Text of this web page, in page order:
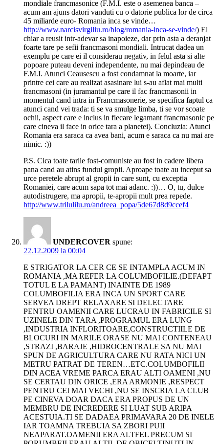
mondiale francmasonice (F.M.I. este o asemenea banca –
acum am ajuns datori vanduti cu o datorie publica lor de circa
45 miliarde euro- Romania inca se vinde…
http://www.narcisvirgiliu.ro/blog/romania-inca-se-vinde/) El
chiar a reusit intr-adevar sa inapoieze, dar prin asta a deranjat
foarte tare pe sefii francmasoni mondiali. Intrucat dadea un
exemplu pe care ei il considerau negativ, in felul asta si alte
popoare puteau deveni independente, nu mai depindeau de
F.M.I. Atunci Ceausescu a fost condamnat la moarte, iar
printre cei care au realizat asasinare lui s-au aflat mai multi
francmasoni (in juramantul pe care il fac francmasonii in
momentul cand intra in Francmasonerie, se specifica faptul ca
atunci cand vei trada: ti se va smulge limba, ti se vor scoate
ochii, aspect care e inclus in fiecare legamant francmasonic pe
care cineva il face in orice tara a planetei). Concluzia: Atunci
Romania era saraca ca avea bani, acum e saraca ca nu mai are
nimic. :))
P.S. Cica toate tarile fost-comuniste au fost in cadere libera
pana cand au atins fundul gropii. Aproape toate au inceput sa
urce peretele abrupt al gropii in care sunt, cu exceptia
Romaniei, care acum sapa tot mai adanc. :))… O, tu, dulce
autodistrugere, ma apropii, te-apropii mult prea repede.
http://www.trilulilu.ro/andreea_popa/5de67d8d9ccef4
UNDERCOVER spune:
22.12.2009 la 00:04
E STRIGATOR LA CER CE SE INTAMPLA ACUM IN
ROMANIA ,MA REFER LA COLUMBOFILIE.(DEFAPT
TOTUL E LA PAMANT) INAINTE DE 1989
COLUMBOFILIA ERA INCA UN SPORT CARE
SERVEA DREPT RELAXARE SI DELECTARE
PENTRU OAMENII CARE LUCRAU IN FABRICILE SI
UZINELE DIN TARA ,PROGRAMUL ERA LUNG
,INDUSTRIA INFLORITOARE,CONSTRUCTIILE DE
BLOCURI IN MARILE ORASE NU MAI CONTENEAU
,STRAZI ,BARAJE ,HIDROCENTRALE SA NU MAI
SPUN DE AGRICULTURA CARE NU RATA NICI UN
METRU PATRAT DE TEREN…ETC.COLUMBOFILII
DIN ACEA VREME PARCA ERAU ALTI OAMENI ,NU
SE CERTAU DIN ORICE ,ERA ARMONIE ,RESPECT
PENTRU CEI MAI VECHI ,NU SE INSCRIA LA CLUB
PE CINEVA DOAR DACA ERA PROPUS DE UN
MEMBRU DE INCREDERE SI LUAT SUB ARIPA
ACESTUIA.TI SE DADAEA PRIMAVARA 20 DE INELE
IAR TOAMNA TREBUIA SA ZBORI PUII
NEAPARAT.OAMENII ERA ALTFEL PRECUM SI